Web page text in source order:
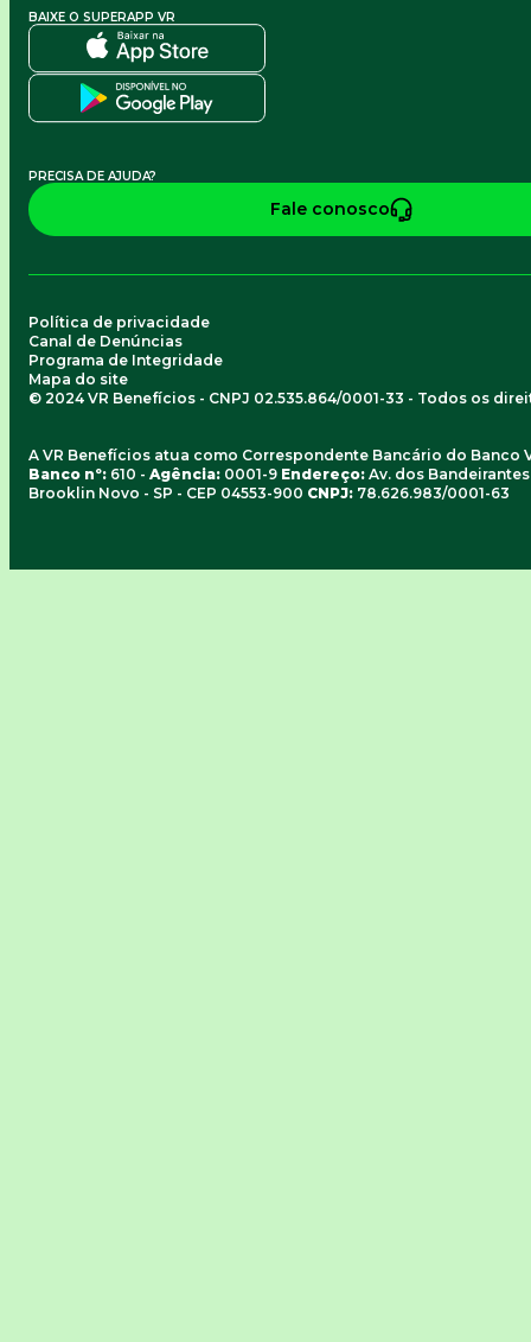
BAIXE O SUPERAPP VR
PRECISA DE AJUDA?
Fale conosco
© 2024 VR Benefícios - CNPJ 02.535.864/0001-33 - Todos os
Política de privacidade
Canal de Denúncias
Programa de Integridade
Mapa do site
A VR Benefícios atua como Correspondente Bancário do Banco
Banco nº: 610 - Agência: 0001-9 Endereço: Av. dos
Brooklin Novo - SP - CEP 04553-900 CNPJ: 78.626.983/0001-63